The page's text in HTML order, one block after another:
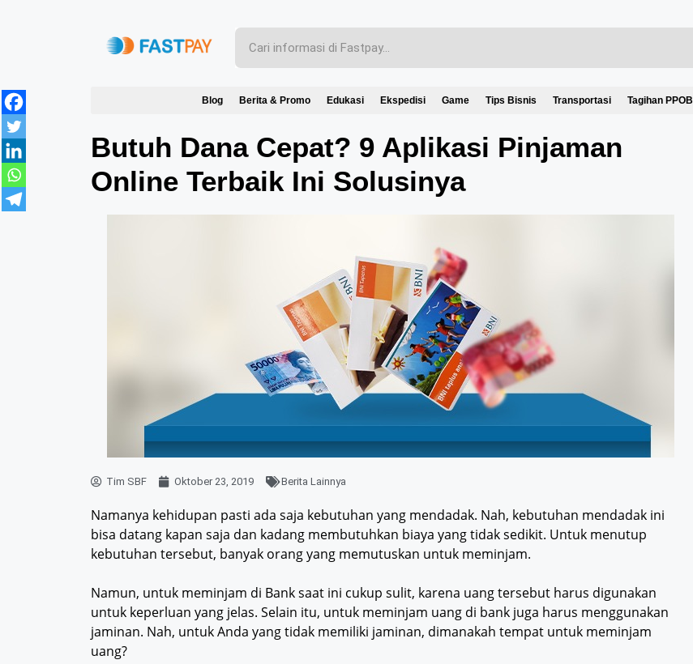
Blog Berita & Promo Edukasi Ekspedisi Game Tips Bisnis Transportasi Tagihan PPOB
Butuh Dana Cepat? 9 Aplikasi Pinjaman
Online Terbaik Ini Solusinya
Tim SBF Oktober 23, 2019 Berita Lainnya
Namanya kehidupan pasti ada saja kebutuhan yang mendadak. Nah, kebutuhan mendadak ini
bisa datang kapan saja dan kadang membutuhkan biaya yang tidak sedikit. Untuk menutup
kebutuhan tersebut, banyak orang yang memutuskan untuk meminjam.
Namun, untuk meminjam di Bank saat ini cukup sulit, karena uang tersebut harus digunakan
untuk keperluan yang jelas. Selain itu, untuk meminjam uang di bank juga harus menggunakan
jaminan. Nah, untuk Anda yang tidak memiliki jaminan, dimanakah tempat untuk meminjam
uang?